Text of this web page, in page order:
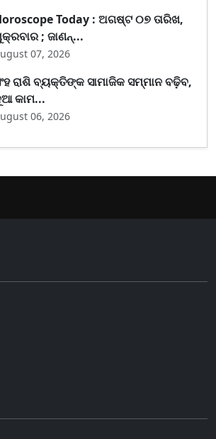
Today : ଅଗଷ୍ଟ ୦୭ ତାରିଖ,
; ଜାଣନ୍...
07, 2026
ରାଶି ବ୍ୟକ୍ତିଙ୍କ ସାମାଜିକ ସମ୍ମାନ ବଢ଼ିବ,
କାମ...
06, 2026